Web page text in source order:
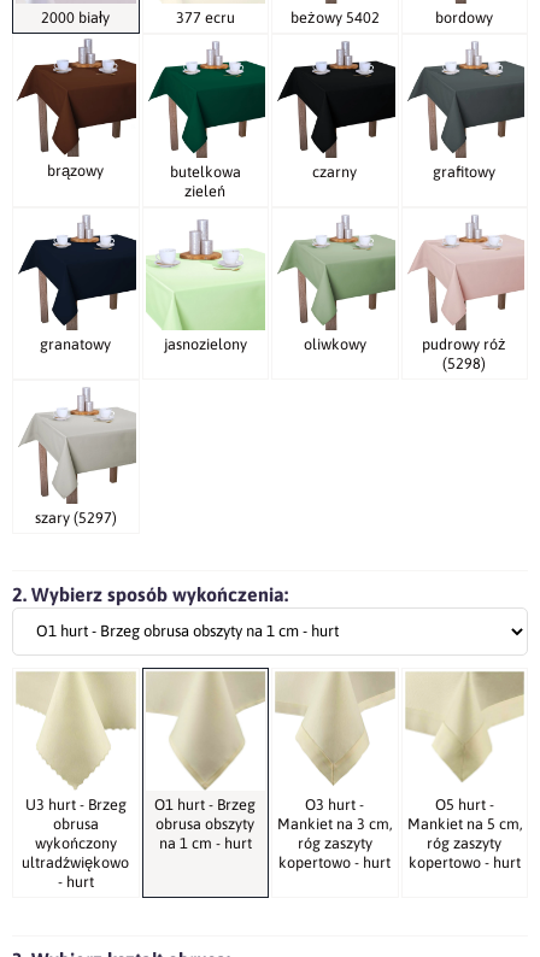
2000 biały 377 ecru beżowy 5402 bordowy
brązowy
butelkowa
zieleń
czarny grafitowy
granatowy jasnozielony oliwkowy
pudrowy róż
(5298)
szary (5297)
2. Wybierz sposób wykończenia:
U3 hurt - Brzeg
obrusa
wykończony
ultradźwiękowo
- hurt
O1 hurt - Brzeg
obrusa obszyty
na 1 cm - hurt
O3 hurt -
Mankiet na 3 cm,
róg zaszyty
kopertowo - hurt
O5 hurt -
Mankiet na 5 cm,
róg zaszyty
kopertowo - hurt